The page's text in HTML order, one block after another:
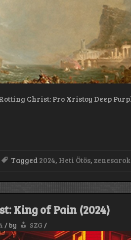
Deception
(2024)
Christ: Pro Xristoy Deep
Tagged 2024, Heti Ötös,zenesarok
King of Pain (2024)
/by SZG /